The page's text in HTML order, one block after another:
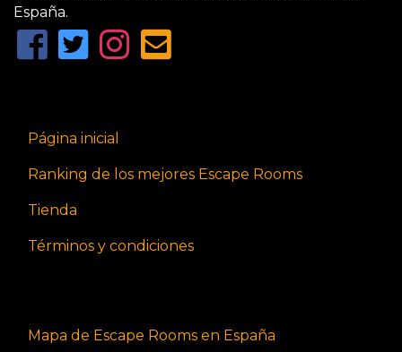
España.
Página inicial
Ranking de los mejores Escape Rooms
Tienda
Términos y condiciones
Mapa de Escape Rooms en España